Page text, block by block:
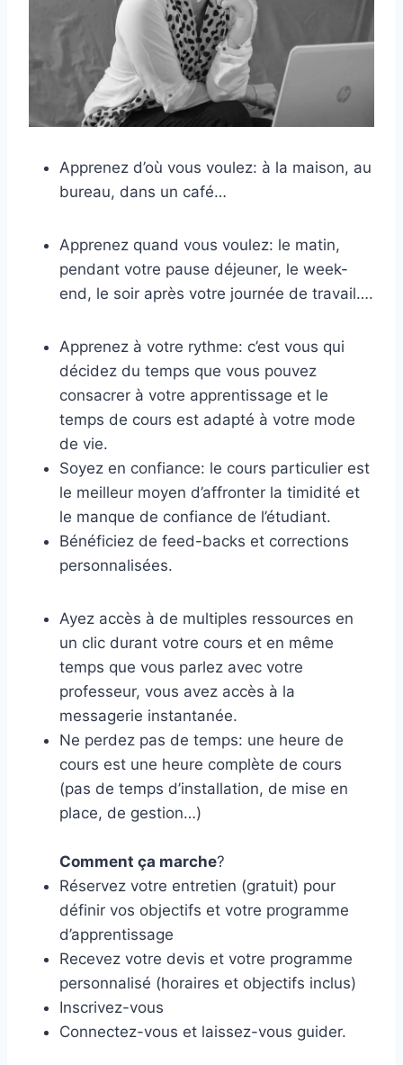
Apprenez d’où vous voulez: à la maison, au
bureau, dans un café…
Apprenez quand vous voulez: le matin,
pendant votre pause déjeuner, le week-
end, le soir après votre journée de travail….
Apprenez à votre rythme: c’est vous qui
décidez du temps que vous pouvez
consacrer à votre apprentissage et le
temps de cours est adapté à votre mode
de vie.
Soyez en confiance: le cours particulier est
le meilleur moyen d’affronter la timidité et
le manque de confiance de l’étudiant.
Bénéficiez de feed-backs et corrections
personnalisées.
Ayez accès à de multiples ressources en
un clic durant votre cours et en même
temps que vous parlez avec votre
professeur, vous avez accès à la
messagerie instantanée.
Ne perdez pas de temps: une heure de
cours est une heure complète de cours
(pas de temps d’installation, de mise en
place, de gestion…)
Comment ça marche?
Réservez votre entretien (gratuit) pour
définir vos objectifs et votre programme
d’apprentissage
Recevez votre devis et votre programme
personnalisé (horaires et objectifs inclus)
Inscrivez-vous
Connectez-vous et laissez-vous guider.